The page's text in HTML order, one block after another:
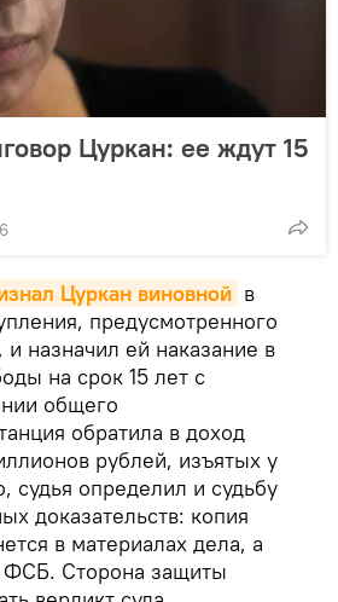
Цуркан: ее ждут 15
Цуркан виновной в
предусмотренного
назначил ей наказание в
на срок 15 лет с
общего
обратила в доход
рублей, изъятых у
судья определил и судьбу
доказательств: копия
в материалах дела, а
ФСБ. Сторона защиты